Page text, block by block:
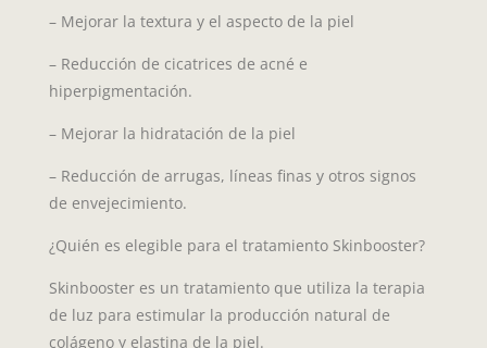
– Mejorar la textura y el aspecto de la piel
– Reducción de cicatrices de acné e
hiperpigmentación.
– Mejorar la hidratación de la piel
– Reducción de arrugas, líneas finas y otros signos
de envejecimiento.
¿Quién es elegible para el tratamiento Skinbooster?
Skinbooster es un tratamiento que utiliza la terapia
de luz para estimular la producción natural de
colágeno y elastina de la piel.